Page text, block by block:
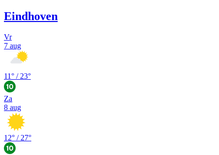
Eindhoven
Vr
7 aug
11° / 23°
Za
8 aug
12° / 27°